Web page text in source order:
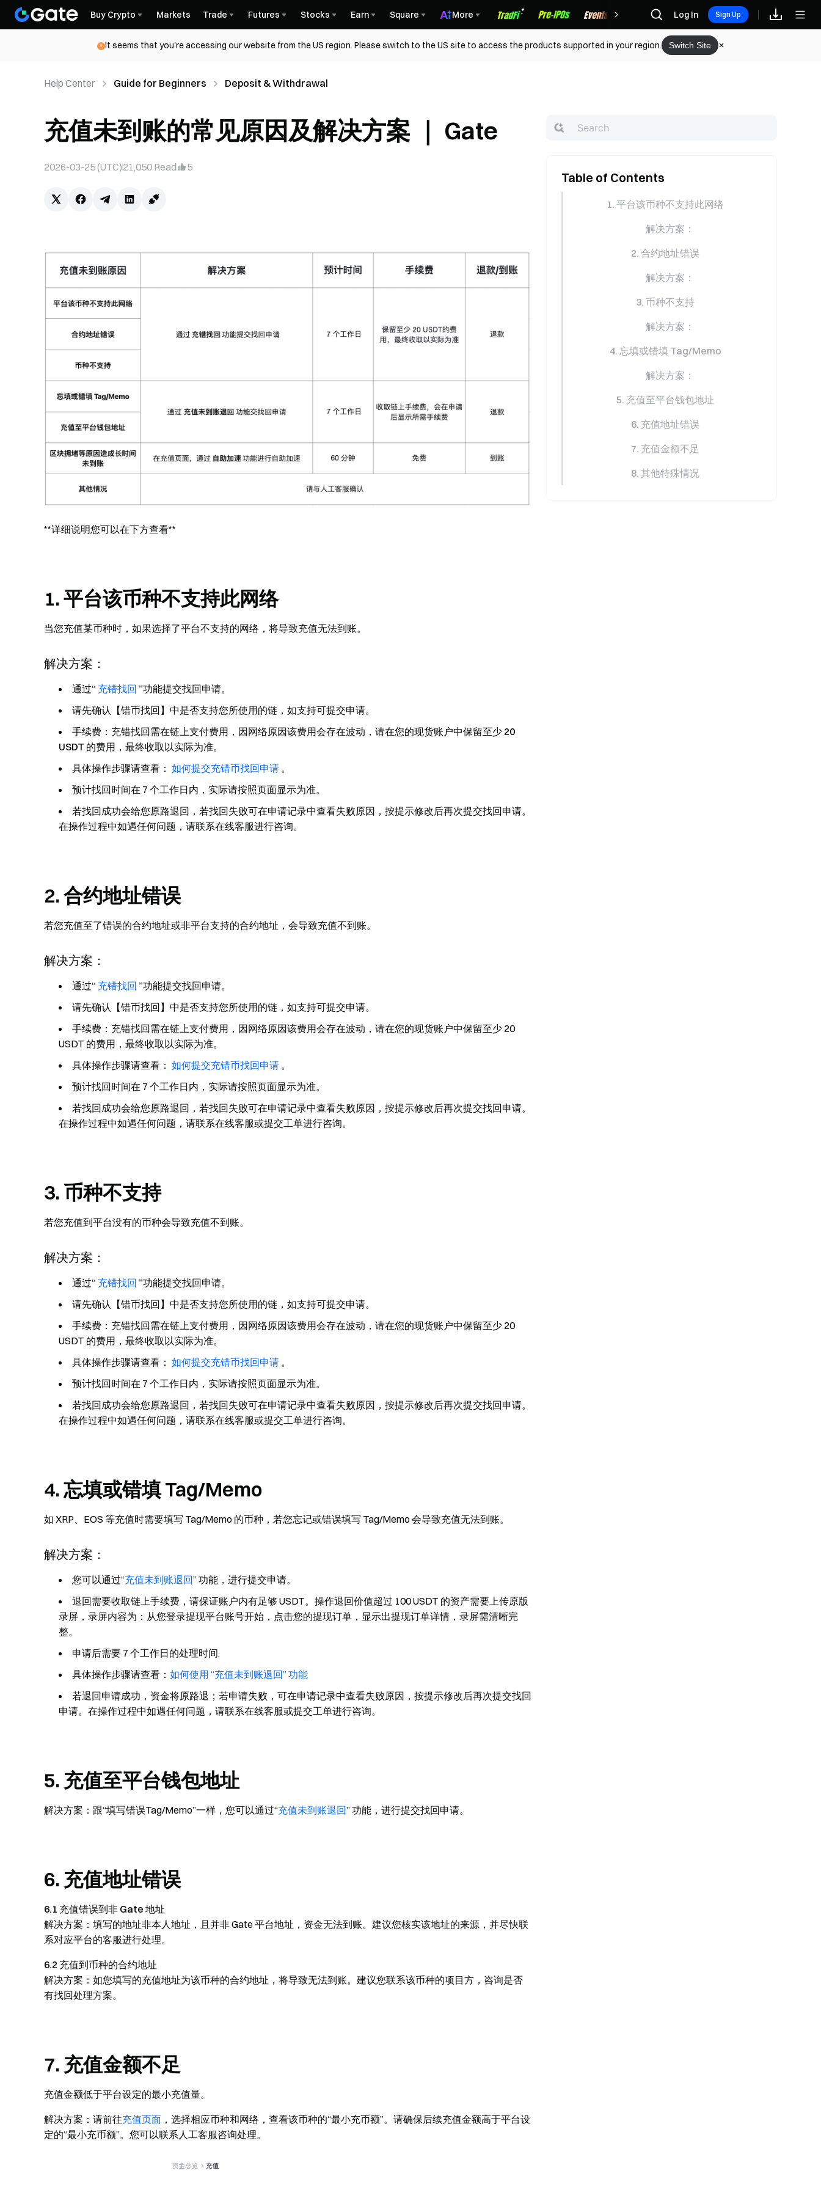
Buy Crypto Markets Trade Futures Stocks Earn Square More Rewards Log In Sign Up
It seems that you're accessing our website from the US region. Please switch to the US site to access the products supported in your region. Switch Site
Help Center Guide for Beginners Deposit & Withdrawal
充值未到账的常见原因及解决方案 ｜ Gate
2026-03-25 (UTC)21,050 Read 5
**详细说明您可以在下方查看**
1. 平台该币种不支持此网络
当您充值某币种时，如果选择了平台不支持的网络，将导致充值无法到账。
解决方案：
通过“ 充错找回 ”功能提交找回申请。
请先确认【错币找回】中是否支持您所使用的链，如支持可提交申请。
手续费：充错找回需在链上支付费用，因网络原因该费用会存在波动，请在您的现货账户中保留至少 20
USDT 的费用，最终收取以实际为准。
具体操作步骤请查看： 如何提交充错币找回申请 。
预计找回时间在 7 个工作日内，实际请按照页面显示为准。
若找回成功会给您原路退回，若找回失败可在申请记录中查看失败原因，按提示修改后再次提交找回申请。
在操作过程中如遇任何问题，请联系在线客服进行咨询。
2. 合约地址错误
若您充值至了错误的合约地址或非平台支持的合约地址，会导致充值不到账。
解决方案：
通过“ 充错找回 ”功能提交找回申请。
请先确认【错币找回】中是否支持您所使用的链，如支持可提交申请。
手续费：充错找回需在链上支付费用，因网络原因该费用会存在波动，请在您的现货账户中保留至少 20
USDT 的费用，最终收取以实际为准。
具体操作步骤请查看： 如何提交充错币找回申请 。
预计找回时间在 7 个工作日内，实际请按照页面显示为准。
若找回成功会给您原路退回，若找回失败可在申请记录中查看失败原因，按提示修改后再次提交找回申请。
在操作过程中如遇任何问题，请联系在线客服或提交工单进行咨询。
3. 币种不支持
若您充值到平台没有的币种会导致充值不到账。
解决方案：
通过“ 充错找回 ”功能提交找回申请。
请先确认【错币找回】中是否支持您所使用的链，如支持可提交申请。
手续费：充错找回需在链上支付费用，因网络原因该费用会存在波动，请在您的现货账户中保留至少 20
USDT 的费用，最终收取以实际为准。
具体操作步骤请查看： 如何提交充错币找回申请 。
预计找回时间在 7 个工作日内，实际请按照页面显示为准。
若找回成功会给您原路退回，若找回失败可在申请记录中查看失败原因，按提示修改后再次提交找回申请。
在操作过程中如遇任何问题，请联系在线客服或提交工单进行咨询。
4. 忘填或错填 Tag/Memo
如 XRP、EOS 等充值时需要填写 Tag/Memo 的币种，若您忘记或错误填写 Tag/Memo 会导致充值无法到账。
解决方案：
您可以通过“充值未到账退回” 功能，进行提交申请。
退回需要收取链上手续费，请保证账户内有足够 USDT。操作退回价值超过 100 USDT 的资产需要上传原版
录屏，录屏内容为：从您登录提现平台账号开始，点击您的提现订单，显示出提现订单详情，录屏需清晰完
整。
申请后需要 7 个工作日的处理时间.
具体操作步骤请查看： 如何使用 “充值未到账退回” 功能
若退回申请成功，资金将原路退；若申请失败，可在申请记录中查看失败原因，按提示修改后再次提交找回
申请。在操作过程中如遇任何问题，请联系在线客服或提交工单进行咨询。
5. 充值至平台钱包地址
解决方案： 跟“填写错误Tag/Memo”一样，您可以通过“充值未到账退回” 功能，进行提交找回申请。
6. 充值地址错误
6.1 充值错误到非 Gate 地址
解决方案： 填写的地址非本人地址，且并非 Gate 平台地址，资金无法到账。建议您核实该地址的来源，并尽快联
系对应平台的客服进行处理。
6.2 充值到币种的合约地址
解决方案： 如您填写的充值地址为该币种的合约地址，将导致无法到账。建议您联系该币种的项目方，咨询是否
有找回处理方案。
7. 充值金额不足
充值金额低于平台设定的最小充值量。
解决方案： 请前往充值页面 ，选择相应币种和网络，查看该币种的“最小充币额”。请确保后续充值金额高于平台设
定的“最小充币额”。您可以联系人工客服咨询处理。
Table of Contents
1. 平台该币种不支持此网络
解决方案：
2. 合约地址错误
解决方案：
3. 币种不支持
解决方案：
4. 忘填或错填 Tag/Memo
解决方案：
5. 充值至平台钱包地址
6. 充值地址错误
7. 充值金额不足
8. 其他特殊情况